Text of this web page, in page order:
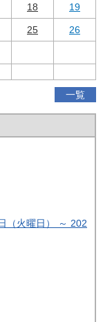
18 19
25 26
一覧
火曜日） ～ 202